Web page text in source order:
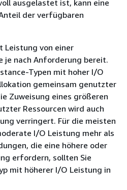
ausgelastet ist, kann eine
der verfügbaren
Leistung von einer
je nach Anforderung bereit.
Typen mit hoher I/O
gemeinsam genutzter
Zuweisung eines größeren
Ressourcen wird auch
verringert. Für die meisten
I/O Leistung mehr als
die eine höhere oder
erfordern, sollten Sie
mit höherer I/O Leistung in